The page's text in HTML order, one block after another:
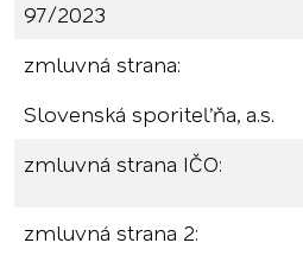
97/2023
zmluvná strana:
Slovenská sporiteľňa, a.s.
zmluvná strana IČO:
zmluvná strana 2: